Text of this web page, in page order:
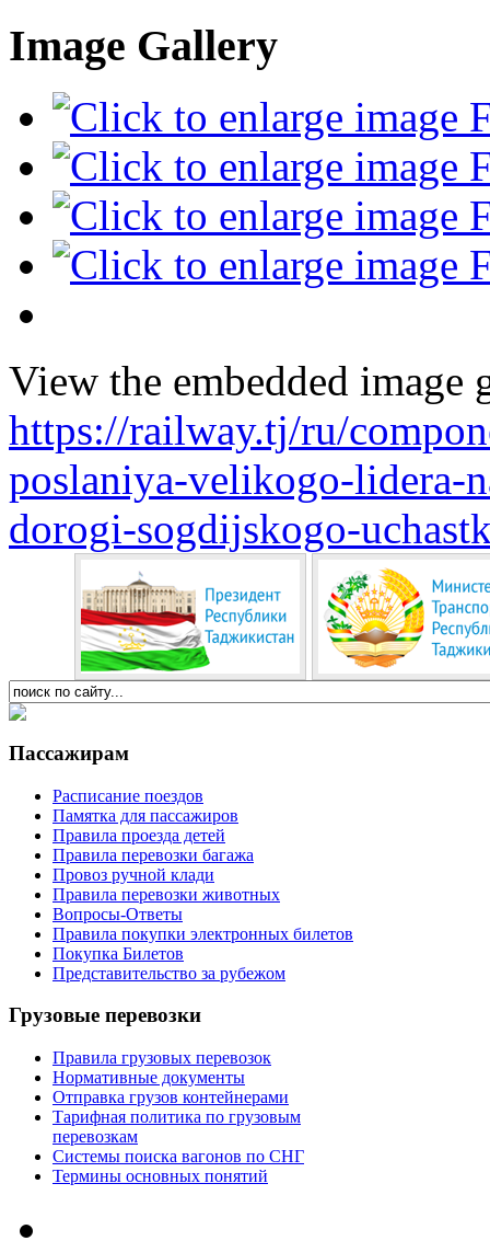
Image Gallery
View the embedded image
https://railway.tj/ru/
poslaniya-velikogo-lidera-
dorogi-sogdijskogo-
Пассажирам
Расписание поездов
Памятка для пассажиров
Правила проезда детей
Правила перевозки багажа
Провоз ручной клади
Правила перевозки животных
Вопросы-Ответы
Правила покупки электронных билетов
Покупка Билетов
Представительство за рубежом
Грузовые перевозки
Правила грузовых перевозок
Нормативные документы
Отправка грузов контейнерами
Тарифная политика по грузовым
перевозкам
Системы поиска вагонов по СНГ
Термины основных понятий